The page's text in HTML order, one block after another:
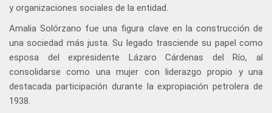
y organizaciones sociales de la entidad.
Amalia Solórzano fue una figura clave en la construcción de
una sociedad más justa. Su legado trasciende su papel como
esposa del expresidente Lázaro Cárdenas del Río, al
consolidarse como una mujer con liderazgo propio y una
destacada participación durante la expropiación petrolera de
1938.